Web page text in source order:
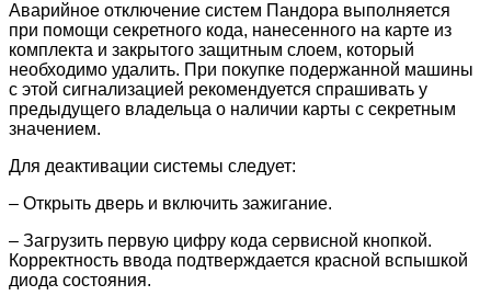
Аварийное отключение систем Пандора выполняется
при помощи секретного кода, нанесенного на карте из
комплекта и закрытого защитным слоем, который
необходимо удалить. При покупке подержанной машины
с этой сигнализацией рекомендуется спрашивать у
предыдущего владельца о наличии карты с секретным
значением.
Для деактивации системы следует:
– Открыть дверь и включить зажигание.
– Загрузить первую цифру кода сервисной кнопкой.
Корректность ввода подтверждается красной вспышкой
диода состояния.